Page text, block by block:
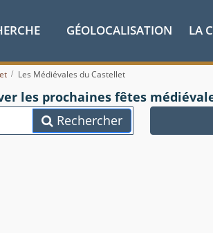
GÉOLOCALISATION LA
Les Médiévales du Castellet
les prochaines fêtes
Rechercher